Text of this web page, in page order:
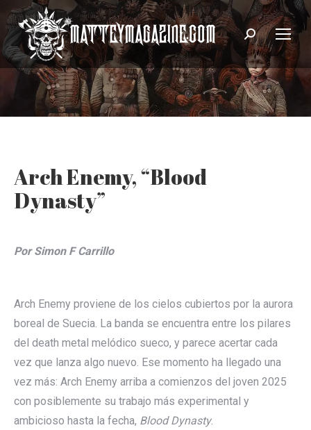
Search:
Arch Enemy, “Blood
Dynasty”
Por Simon F Carrillo
Arch Enemy proviene de los cielos cubiertos por la aurora
boreal de Suecia. La banda se encuentra entre los pilares
del death metal melódico sueco, y parece acertar cada
vez que lanza algo nuevo. Ese momento ha llegado una
vez más: Arch Enemy arriba a comienzos del joven 2025
con posiblemente su trabajo más experimental y
ambicioso hasta la fecha, Blood Dynasty.